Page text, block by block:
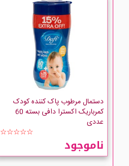
دستمال مرطوب پاک کننده کودک
کمرباریک اکسترا دافی بسته 60
عددی
☆☆☆☆☆
ناموجود